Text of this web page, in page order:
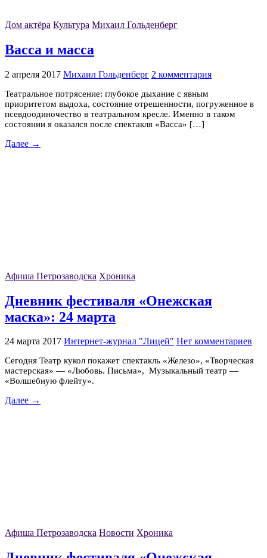
Дом актёра Культура Михаил Гольденберг
Васса и масса
2 апреля 2017 Михаил Гольденберг 2 комментария
Театральное потрясение: глубокое дыхание с явным
приоритетом выдоха, состояние отрешенности, погруженное в
псевдоодиночество в театральном кресле. Именно в таком
состоянии я оказался после спектакля «Васса» […]
Далее →
Афиша Петрозаводска Хроника
Дневник фестиваля «Онежская
маска»: 24 марта
24 марта 2017 Интернет-журнал "Лицей" Нет комментариев
Сегодня Театр кукол покажет спектакль «Железо», «Творческая
мастерская» — «Любовь. Письма», Музыкальный театр —
«Волшебную флейту».
Далее →
Афиша Петрозаводска Новости Хроника